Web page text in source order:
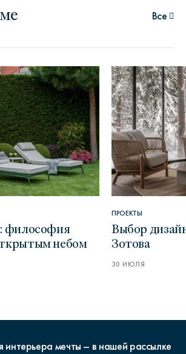
Все
философия
небом
ПРОЕКТЫ
Выбор
Зотова
30 ИЮЛЯ
интерьера мечты – в нашей рассылке